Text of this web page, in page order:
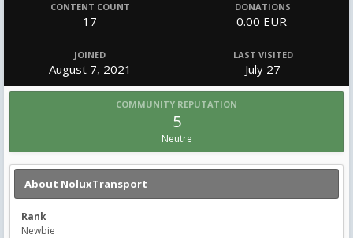
CONTENT COUNT
17
DONATIONS
0.00 EUR
JOINED
August 7, 2021
LAST VISITED
July 27
COMMUNITY REPUTATION
5
Neutre
About NoluxTransport
Rank
Newbie